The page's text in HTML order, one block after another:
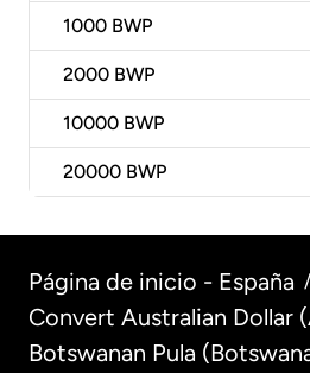
1000 BWP
2000 BWP
10000 BWP
20000 BWP
Página de inicio - España /
Convert Australian Dollar
Botswanan Pula